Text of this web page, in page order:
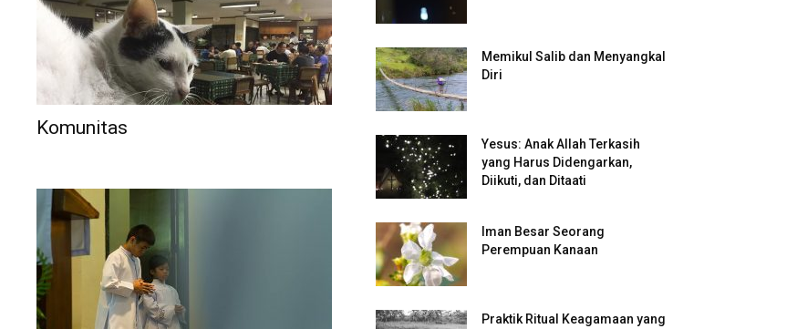
Komunitas
Memikul Salib dan Menyangkal
Diri
Yesus: Anak Allah Terkasih
yang Harus Didengarkan,
Diikuti, dan Ditaati
Iman Besar Seorang
Perempuan Kanaan
Praktik Ritual Keagamaan yang